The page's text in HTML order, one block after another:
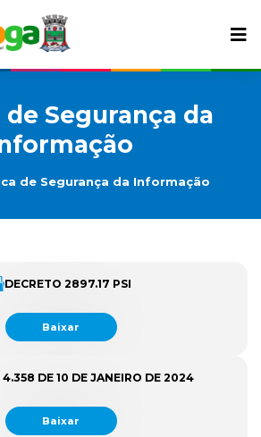
Segurança da
de Segurança da Informação
DECRETO 2897.17 PSI
Baixar
4.358 DE 10 DE JANEIRO DE 2024
Baixar